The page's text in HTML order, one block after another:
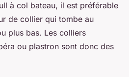
à col bateau, il est préférable
de collier qui tombe au
plus bas. Les colliers
ou plastron sont donc des